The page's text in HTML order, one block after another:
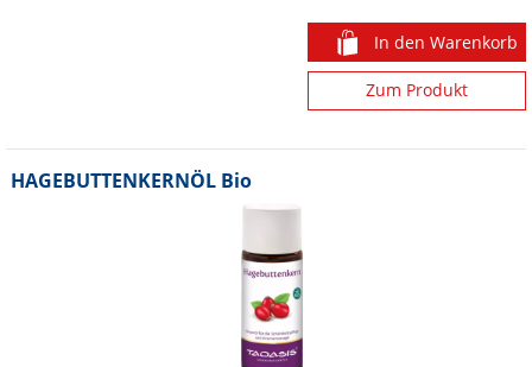
In den Warenkorb
Zum Produkt
HAGEBUTTENKERNÖL Bio